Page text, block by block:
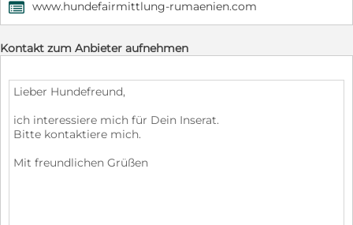
, www.hundefairmittlung-rumaenien.com
Kontakt zum Anbieter aufnehmen